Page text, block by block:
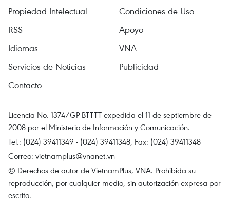
Propiedad Intelectual
Condiciones de Uso
RSS
Apoyo
Idiomas
VNA
Servicios de Noticias
Publicidad
Contacto
Licencia No. 1374/GP-BTTTT expedida el 11 de septiembre de
2008 por el Ministerio de Información y Comunicación.
Tel.: (024) 39411349 - (024) 39411348, Fax: (024) 39411348
Correo: vietnamplus@vnanet.vn
© Derechos de autor de VietnamPlus, VNA. Prohibida su
reproducción, por cualquier medio, sin autorización expresa por
escrito.